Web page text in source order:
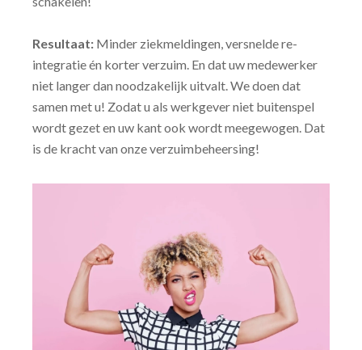
Resultaat: Minder ziekmeldingen, versnelde re-
integratie én korter verzuim. En dat uw medewerker
niet langer dan noodzakelijk uitvalt. We doen dat
samen met u! Zodat u als werkgever niet buitenspel
wordt gezet en uw kant ook wordt meegewogen. Dat
is de kracht van onze verzuimbeheersing!